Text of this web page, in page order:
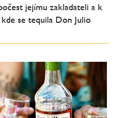
jejímu zakladateli a k
se tequila Don Julio